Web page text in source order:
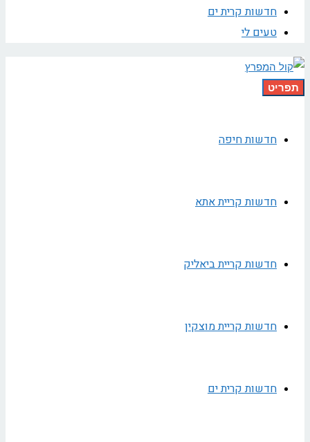
חדשות קרית ים
טעים לי
תפריט
חדשות חיפה
חדשות קריית אתא
חדשות קריית ביאליק
חדשות קריית מוצקין
חדשות קרית ים